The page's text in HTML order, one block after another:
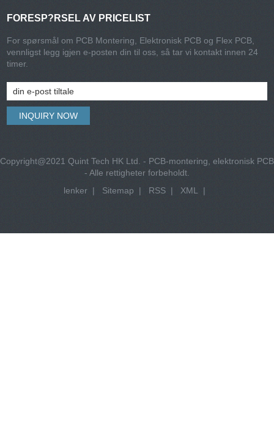
FORESP?RSEL AV PRICELIST
For spørsmål om PCB Montering, Elektronisk PCB og Flex PCB,
vennligst legg igjen e-posten din til oss, så tar vi kontakt innen 24
timer.
Copyright@2021 Quint Tech HK Ltd. - PCB-montering, elektronisk PCB
- Alle rettigheter forbeholdt.
lenker | Sitemap | RSS | XML |